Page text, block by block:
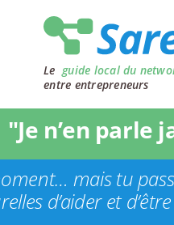
Le guide local du
entre entrepreneurs
"Je n’en parle
mais tu
d’aider et